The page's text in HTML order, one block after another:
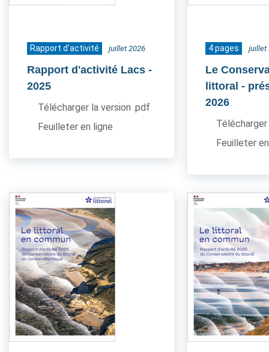
Rapport d'activité juillet 2026
Rapport d'activité Lacs -
2025
Télécharger la version .pdf
Feuilleter en ligne
4 pages juillet
Le
littoral -
2026
Feuilleter